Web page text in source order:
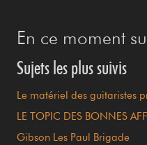
En ce moment
Sujets les plus suivis
Le matériel des guitaristes
LE TOPIC DES BONNES
Gibson Les Paul Brigade